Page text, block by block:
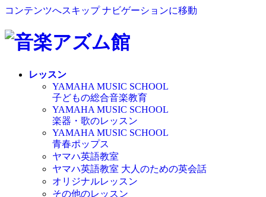
コンテンツへスキップ ナビゲーションに移動
レッスン
YAMAHA MUSIC SCHOOL
子どもの総合音楽教育
YAMAHA MUSIC SCHOOL
楽器・歌のレッスン
YAMAHA MUSIC SCHOOL
青春ポップス
ヤマハ英語教室
ヤマハ英語教室 大人のための英会話
オリジナルレッスン
その他のレッスン